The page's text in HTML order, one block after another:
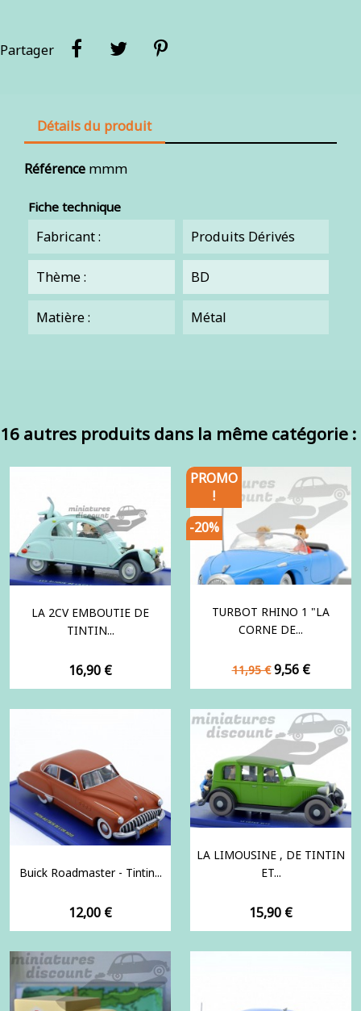
Partager
Détails du produit
Référence mmm
Fiche technique
Fabricant : Produits Dérivés
Thème : BD
Matière : Métal
16 autres produits dans la même catégorie :
LA 2CV EMBOUTIE DE
TINTIN...
Prix
16,90 €
TURBOT RHINO 1 "LA
CORNE DE...
Prix
de
11,95 € Prix
9,56 €
PROMO
!
-20%
Buick Roadmaster - Tintin...
Prix
12,00 €
LA LIMOUSINE , DE TINTIN
ET...
Prix
15,90 €